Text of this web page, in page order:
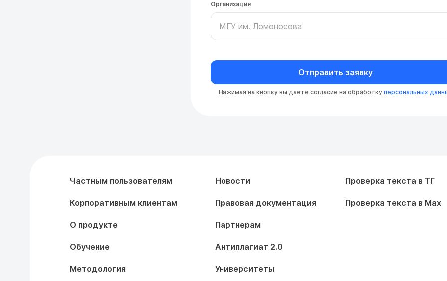
Организация
Отправить заявку
Нажимая на кнопку вы даёте согласие на обработку персональных
Частным пользователям
Корпоративным клиентам
О продукте
Обучение
Методология
Новости
Правовая документация
Партнерам
Антиплагиат 2.0
Университеты
Проверка текста в ТГ
Проверка текста в Max